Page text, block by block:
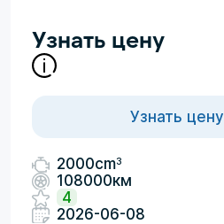
Узнать цену
Узнать цену
2000cm3
108000км
4
2026-06-08